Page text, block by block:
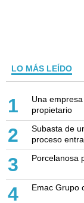
LO MÁS LEÍDO
1
Una
propietario
2
Subasta de
proceso
3 Porcelanosa
4 Emac Grupo